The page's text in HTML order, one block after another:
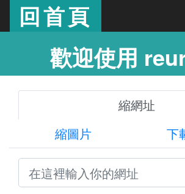
回首頁
歡迎使用
縮網址
縮圖片
下